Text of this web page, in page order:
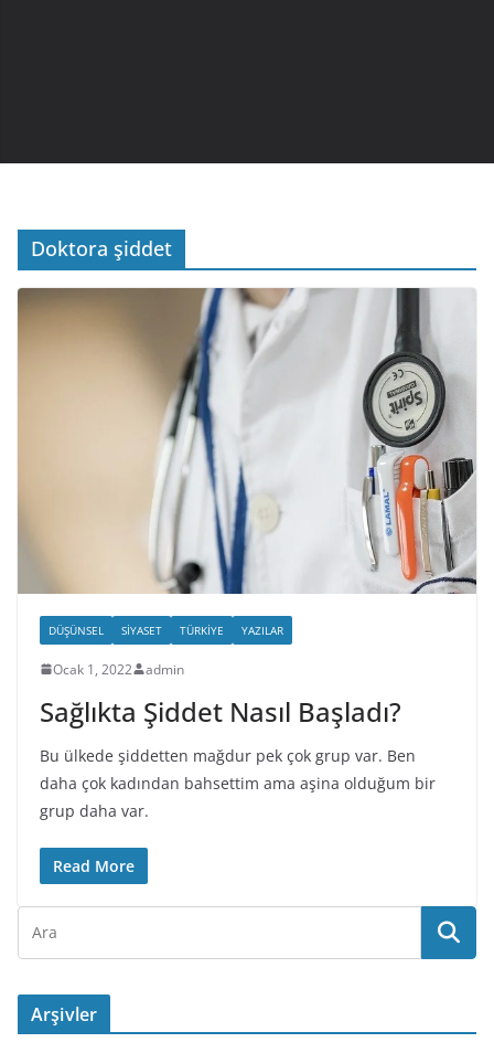
Doktora şiddet
DÜŞÜNSEL SIYASET TÜRKIYE YAZILAR
Ocak 1, 2022 admin
Sağlıkta Şiddet Nasıl Başladı?
Bu ülkede şiddetten mağdur pek çok grup var. Ben
daha çok kadından bahsettim ama aşina olduğum bir
grup daha var.
Read More
Arşivler